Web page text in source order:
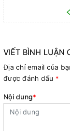
VIẾT BÌNH LUẬN
Địa chỉ email của
được đánh dấu *
Nội dung*